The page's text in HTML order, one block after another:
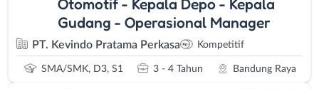
Gudang - Operasional Manager
PT. Kevindo Pratama Perkasa Kompetitif
SMA/SMK, D3, S1 3 - 4 Tahun Bandung Raya